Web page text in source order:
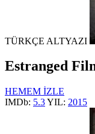
TÜRKÇE ALTYAZI
Estranged
HEMEM İZLE
IMDb: 5.3YIL: 2015